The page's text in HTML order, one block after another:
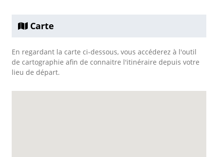
Carte
En regardant la carte ci-dessous, vous accéderez à l'outil
de cartographie afin de connaitre l'itinéraire depuis votre
lieu de départ.